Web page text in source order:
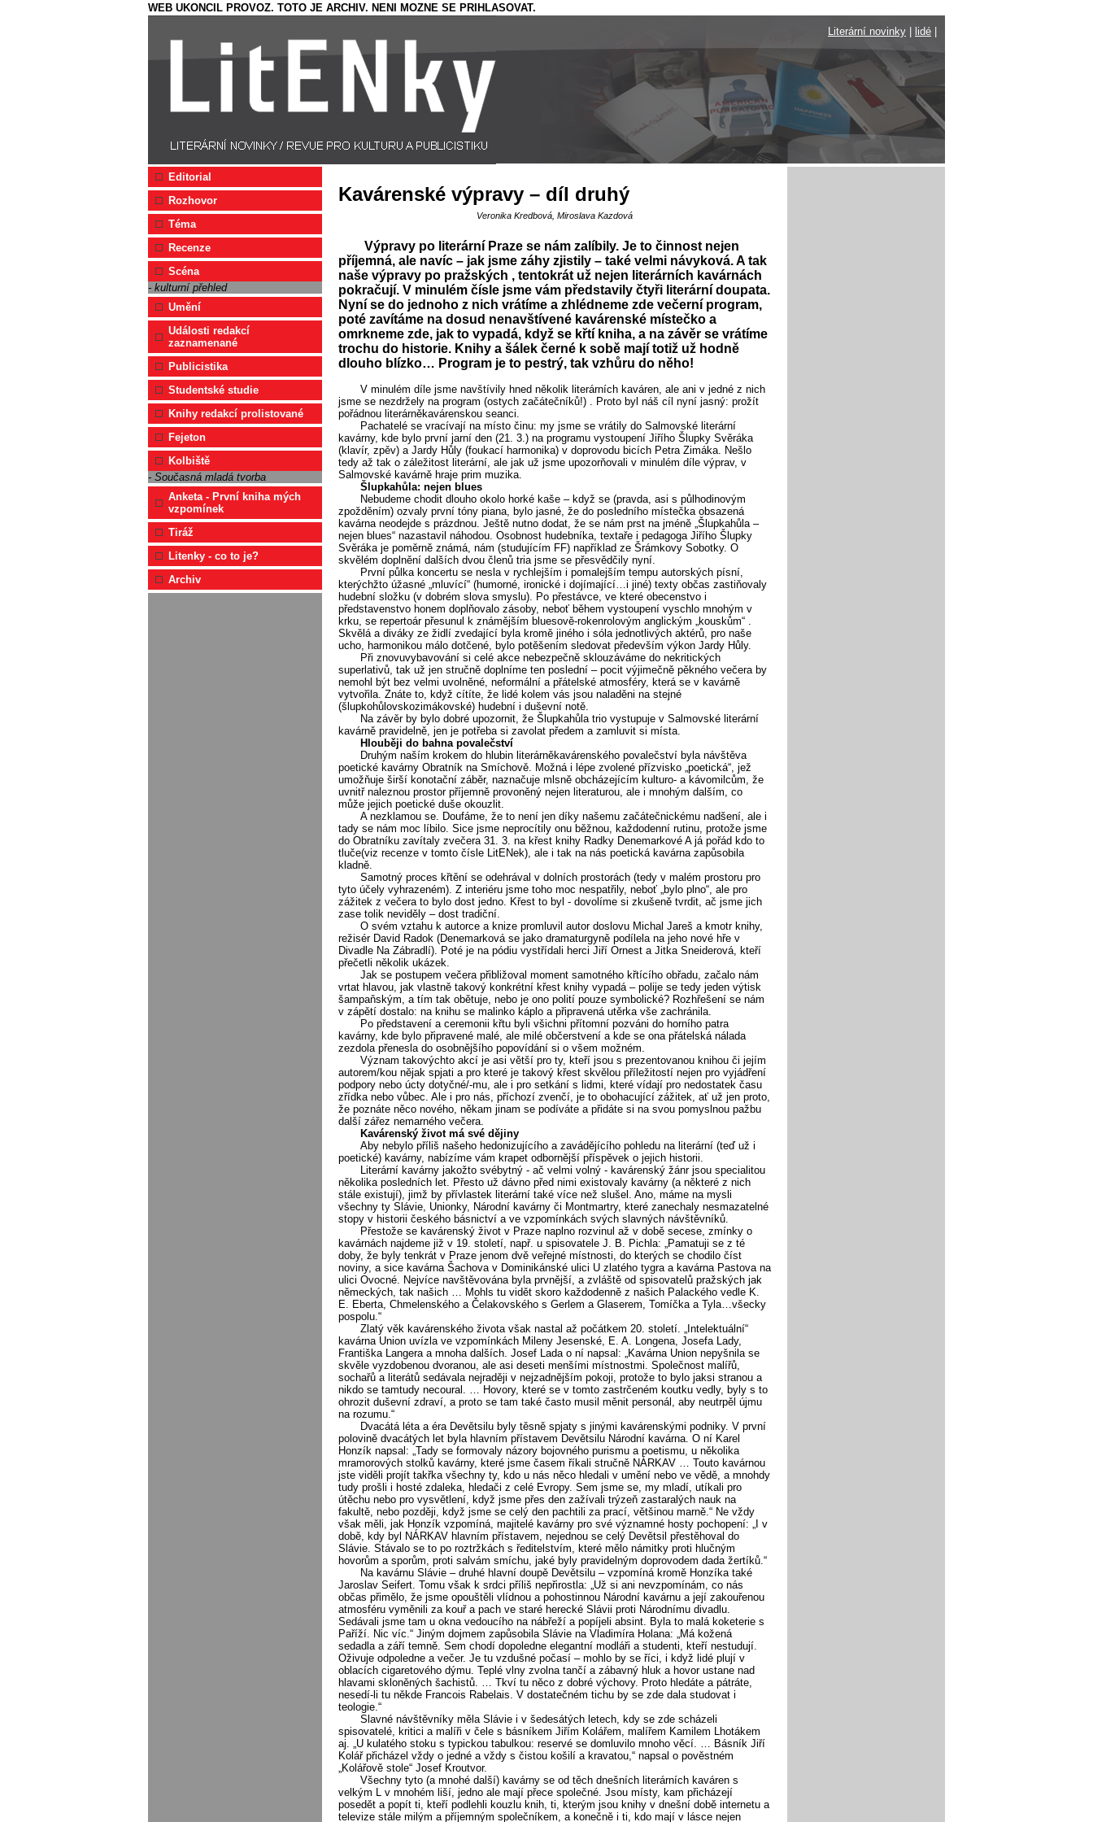
WEB UKONCIL PROVOZ. TOTO JE ARCHIV. NENI MOZNE SE PRIHLASOVAT.
Literární novinky
lidé
Editorial
Rozhovor
Téma
Recenze
Scéna
- kulturní přehled
Umění
Události redakcí
zaznamenané
Publicistika
Studentské studie
Knihy redakcí prolistované
Fejeton
Kolbiště
- Současná mladá tvorba
Anketa - První kniha mých
vzpomínek
Tiráž
Litenky - co to je?
Archiv
Kavárenské výpravy – díl druhý
Veronika Kredbová, Miroslava Kazdová
Výpravy po literární Praze se nám zalíbily. Je to činnost nejen
příjemná, ale navíc – jak jsme záhy zjistily – také velmi návyková. A tak
naše výpravy po pražských , tentokrát už nejen literárních kavárnách
pokračují. V minulém čísle jsme vám představily čtyři literární doupata.
Nyní se do jednoho z nich vrátíme a zhlédneme zde večerní program,
poté zavítáme na dosud nenavštívené kavárenské místečko a
omrkneme zde, jak to vypadá, když se křtí kniha, a na závěr se vrátíme
trochu do historie. Knihy a šálek černé k sobě mají totiž už hodně
dlouho blízko… Program je to pestrý, tak vzhůru do něho!
V minulém díle jsme navštívily hned několik literárních kaváren, ale ani v jedné z nich
jsme se nezdržely na program (ostych začátečníků!) . Proto byl náš cíl nyní jasný: prožít
pořádnou literárněkavárenskou seanci.
Pachatelé se vracívají na místo činu: my jsme se vrátily do Salmovské literární
kavárny, kde bylo první jarní den (21. 3.) na programu vystoupení Jiřího Šlupky Svěráka
(klavír, zpěv) a Jardy Hůly (foukací harmonika) v doprovodu bicích Petra Zimáka. Nešlo
tedy až tak o záležitost literární, ale jak už jsme upozorňovali v minulém díle výprav, v
Salmovské kavárně hraje prim muzika.
Šlupkahůla: nejen blues
Nebudeme chodit dlouho okolo horké kaše – když se (pravda, asi s půlhodinovým
zpožděním) ozvaly první tóny piana, bylo jasné, že do posledního místečka obsazená
kavárna neodejde s prázdnou. Ještě nutno dodat, že se nám prst na jméně „Šlupkahůla –
nejen blues“ nazastavil náhodou. Osobnost hudebníka, textaře i pedagoga Jiřího Šlupky
Svěráka je poměrně známá, nám (studujícím FF) například ze Šrámkovy Sobotky. O
skvělém doplnění dalších dvou členů tria jsme se přesvědčily nyní.
První půlka koncertu se nesla v rychlejším i pomalejším tempu autorských písní,
kterýchžto úžasné „mluvící“ (humorné, ironické i dojímající…i jiné) texty občas zastiňovaly
hudební složku (v dobrém slova smyslu). Po přestávce, ve které obecenstvo i
představenstvo honem doplňovalo zásoby, neboť během vystoupení vyschlo mnohým v
krku, se repertoár přesunul k známějším bluesově-rokenrolovým anglickým „kouskům“ .
Skvělá a diváky ze židlí zvedající byla kromě jiného i sóla jednotlivých aktérů, pro naše
ucho, harmonikou málo dotčené, bylo potěšením sledovat především výkon Jardy Hůly.
Při znovuvybavování si celé akce nebezpečně sklouzáváme do nekritických
superlativů, tak už jen stručně doplníme ten poslední – pocit výjimečně pěkného večera by
nemohl být bez velmi uvolněné, neformální a přátelské atmosféry, která se v kavárně
vytvořila. Znáte to, když cítíte, že lidé kolem vás jsou naladěni na stejné
(šlupkohůlovskozimákovské) hudební i duševní notě.
Na závěr by bylo dobré upozornit, že Šlupkahůla trio vystupuje v Salmovské literární
kavárně pravidelně, jen je potřeba si zavolat předem a zamluvit si místa.
Hlouběji do bahna povalečství
Druhým naším krokem do hlubin literárněkavárenského povalečství byla návštěva
poetické kavárny Obratník na Smíchově. Možná i lépe zvolené přízvisko „poetická“, jež
umožňuje širší konotační záběr, naznačuje mlsně obcházejícím kulturo- a kávomilcům, že
uvnitř naleznou prostor příjemně provoněný nejen literaturou, ale i mnohým dalším, co
může jejich poetické duše okouzlit.
A nezklamou se. Doufáme, že to není jen díky našemu začátečnickému nadšení, ale i
tady se nám moc líbilo. Sice jsme neprocítily onu běžnou, každodenní rutinu, protože jsme
do Obratníku zavítaly zvečera 31. 3. na křest knihy Radky Denemarkové A já pořád kdo to
tluče(viz recenze v tomto čísle LitENek), ale i tak na nás poetická kavárna zapůsobila
kladně.
Samotný proces křtění se odehrával v dolních prostorách (tedy v malém prostoru pro
tyto účely vyhrazeném). Z interiéru jsme toho moc nespatřily, neboť „bylo plno“, ale pro
zážitek z večera to bylo dost jedno. Křest to byl - dovolíme si zkušeně tvrdit, ač jsme jich
zase tolik neviděly – dost tradiční.
O svém vztahu k autorce a knize promluvil autor doslovu Michal Jareš a kmotr knihy,
režisér David Radok (Denemarková se jako dramaturgyně podílela na jeho nové hře v
Divadle Na Zábradlí). Poté je na pódiu vystřídali herci Jiří Ornest a Jitka Sneiderová, kteří
přečetli několik ukázek.
Jak se postupem večera přibližoval moment samotného křtícího obřadu, začalo nám
vrtat hlavou, jak vlastně takový konkrétní křest knihy vypadá – polije se tedy jeden výtisk
šampaňským, a tím tak obětuje, nebo je ono polití pouze symbolické? Rozhřešení se nám
v zápětí dostalo: na knihu se malinko káplo a připravená utěrka vše zachránila.
Po představení a ceremonii křtu byli všichni přítomní pozváni do horního patra
kavárny, kde bylo připravené malé, ale milé občerstvení a kde se ona přátelská nálada
zezdola přenesla do osobnějšího popovídání si o všem možném.
Význam takovýchto akcí je asi větší pro ty, kteří jsou s prezentovanou knihou či jejím
autorem/kou nějak spjati a pro které je takový křest skvělou příležitostí nejen pro vyjádření
podpory nebo úcty dotyčné/-mu, ale i pro setkání s lidmi, které vídají pro nedostatek času
zřídka nebo vůbec. Ale i pro nás, příchozí zvenčí, je to obohacující zážitek, ať už jen proto,
že poznáte něco nového, někam jinam se podíváte a přidáte si na svou pomyslnou pažbu
další zářez nemarného večera.
Kavárenský život má své dějiny
Aby nebylo příliš našeho hedonizujícího a zavádějícího pohledu na literární (teď už i
poetické) kavárny, nabízíme vám krapet odbornější příspěvek o jejich historii.
Literární kavárny jakožto svébytný - ač velmi volný - kavárenský žánr jsou specialitou
několika posledních let. Přesto už dávno před nimi existovaly kavárny (a některé z nich
stále existují), jimž by přívlastek literární také více než slušel. Ano, máme na mysli
všechny ty Slávie, Unionky, Národní kavárny či Montmartry, které zanechaly nesmazatelné
stopy v historii českého básnictví a ve vzpomínkách svých slavných návštěvníků.
Přestože se kavárenský život v Praze naplno rozvinul až v době secese, zmínky o
kavárnách najdeme již v 19. století, např. u spisovatele J. B. Pichla: „Pamatuji se z té
doby, že byly tenkrát v Praze jenom dvě veřejné místnosti, do kterých se chodilo číst
noviny, a sice kavárna Šachova v Dominikánské ulici U zlatého tygra a kavárna Pastova na
ulici Ovocné. Nejvíce navštěvována byla prvnější, a zvláště od spisovatelů pražských jak
německých, tak našich … Mohls tu vidět skoro každodenně z našich Palackého vedle K.
E. Eberta, Chmelenského a Čelakovského s Gerlem a Glaserem, Tomíčka a Tyla…všecky
pospolu.“
Zlatý věk kavárenského života však nastal až počátkem 20. století. „Intelektuální“
kavárna Union uvízla ve vzpomínkách Mileny Jesenské, E. A. Longena, Josefa Lady,
Františka Langera a mnoha dalších. Josef Lada o ní napsal: „Kavárna Union nepyšnila se
skvěle vyzdobenou dvoranou, ale asi deseti menšími místnostmi. Společnost malířů,
sochařů a literátů sedávala nejraději v nejzadnějším pokoji, protože to bylo jaksi stranou a
nikdo se tamtudy necoural. … Hovory, které se v tomto zastrčeném koutku vedly, byly s to
ohrozit duševní zdraví, a proto se tam také často musil měnit personál, aby neutrpěl újmu
na rozumu.“
Dvacátá léta a éra Devětsilu byly těsně spjaty s jinými kavárenskými podniky. V první
polovině dvacátých let byla hlavním přístavem Devětsilu Národní kavárna. O ní Karel
Honzík napsal: „Tady se formovaly názory bojovného purismu a poetismu, u několika
mramorových stolků kavárny, které jsme časem říkali stručně NÁRKAV … Touto kavárnou
jste viděli projít takřka všechny ty, kdo u nás něco hledali v umění nebo ve vědě, a mnohdy
tudy prošli i hosté zdaleka, hledači z celé Evropy. Sem jsme se, my mladí, utíkali pro
útěchu nebo pro vysvětlení, když jsme přes den zažívali trýzeň zastaralých nauk na
fakultě, nebo později, když jsme se celý den pachtili za prací, většinou marně.“ Ne vždy
však měli, jak Honzík vzpomíná, majitelé kavárny pro své významné hosty pochopení: „I v
době, kdy byl NÁRKAV hlavním přístavem, nejednou se celý Devětsil přestěhoval do
Slávie. Stávalo se to po roztržkách s ředitelstvím, které mělo námitky proti hlučným
hovorům a sporům, proti salvám smíchu, jaké byly pravidelným doprovodem dada žertíků.“
Na kavárnu Slávie – druhé hlavní doupě Devětsilu – vzpomíná kromě Honzíka také
Jaroslav Seifert. Tomu však k srdci příliš nepřirostla: „Už si ani nevzpomínám, co nás
občas přimělo, že jsme opouštěli vlídnou a pohostinnou Národní kavárnu a její zakouřenou
atmosféru vyměnili za kouř a pach ve staré herecké Slávii proti Národnímu divadlu.
Sedávali jsme tam u okna vedoucího na nábřeží a popíjeli absint. Byla to malá koketerie s
Paříží. Nic víc.“ Jiným dojmem zapůsobila Slávie na Vladimíra Holana: „Má kožená
sedadla a září temně. Sem chodí dopoledne elegantní modláři a studenti, kteří nestudují.
Oživuje odpoledne a večer. Je tu vzdušné počasí – mohlo by se říci, i když lidé plují v
oblacích cigaretového dýmu. Teplé vlny zvolna tančí a zábavný hluk a hovor ustane nad
hlavami skloněných šachistů. … Tkví tu něco z dobré výchovy. Proto hledáte a pátráte,
nesedí-li tu někde Francois Rabelais. V dostatečném tichu by se zde dala studovat i
teologie.“
Slavné návštěvníky měla Slávie i v šedesátých letech, kdy se zde scházeli
spisovatelé, kritici a malíři v čele s básníkem Jiřím Kolářem, malířem Kamilem Lhotákem
aj. „U kulatého stoku s typickou tabulkou: reservé se domluvilo mnoho věcí. … Básník Jiří
Kolář přicházel vždy o jedné a vždy s čistou košilí a kravatou,“ napsal o pověstném
„Kolářově stole“ Josef Kroutvor.
Všechny tyto (a mnohé další) kavárny se od těch dnešních literárních kaváren s
velkým L v mnohém liší, jedno ale mají přece společné. Jsou místy, kam přicházejí
posedět a popít ti, kteří podlehli kouzlu knih, ti, kterým jsou knihy v dnešní době internetu a
televize stále milým a příjemným společníkem, a konečně i ti, kdo mají v lásce nejen